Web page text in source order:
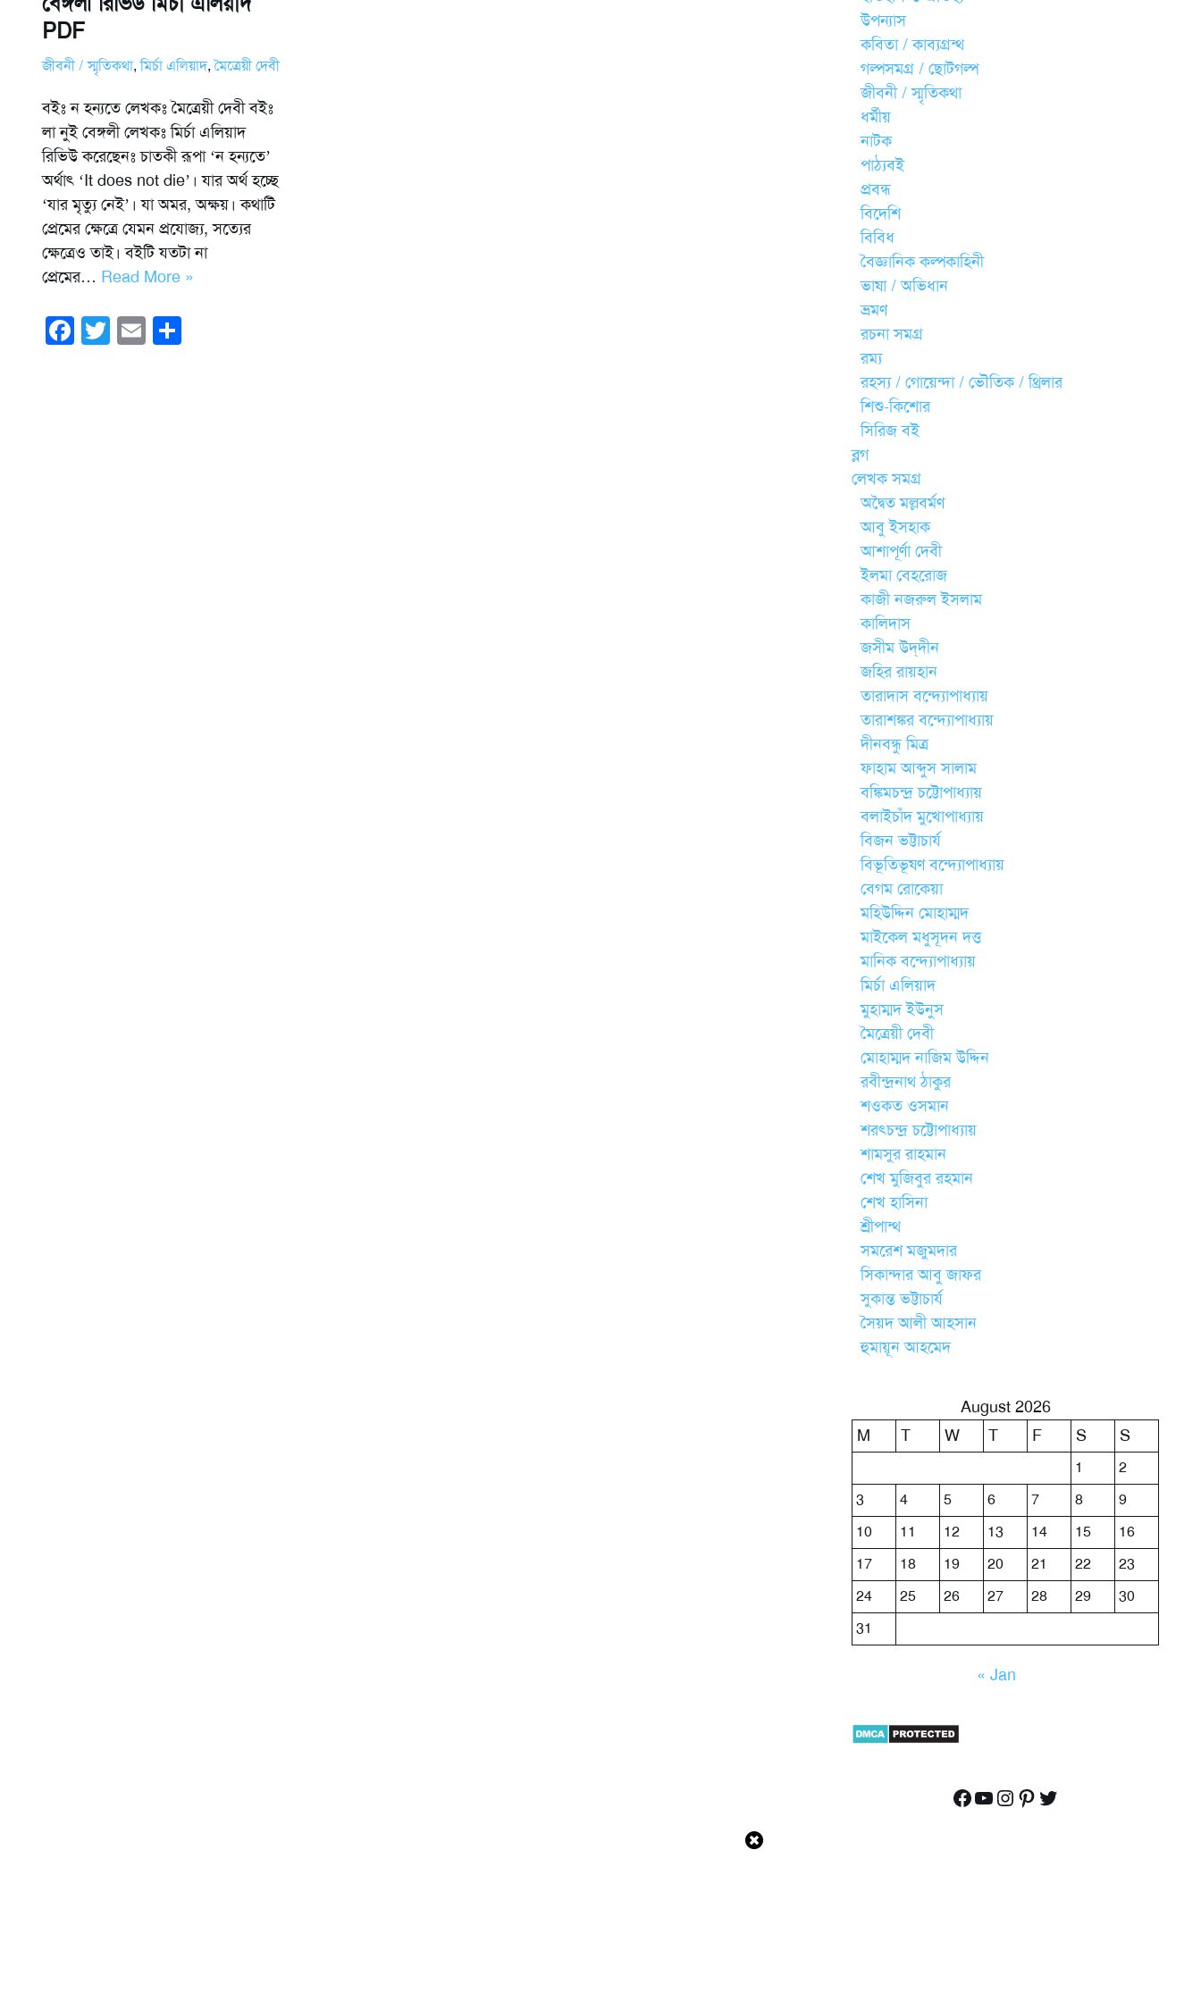
PDF
জীবনী / স্মৃতিকথা,মির্চা এলিয়াদ,মৈত্রেয়ী দেবী
বইঃ ন হন্যতে লেখকঃ মৈত্রেয়ী দেবী বইঃ
লা নুই বেঙ্গলী লেখকঃ মির্চা এলিয়াদ
রিভিউ করেছেনঃ চাতকী রূপা ‘ন হন্যতে’
অর্থাৎ ‘It does not die’। যার অর্থ হচ্ছে
‘যার মৃত্যু নেই’। যা অমর, অক্ষয়। কথাটি
প্রেমের ক্ষেত্রে যেমন প্রযোজ্য, সত্যের
ক্ষেত্রেও তাই। বইটি যতটা না
প্রেমের… Read More »
F
T
E
উপন্যাস
কবিতা / কাব্যগ্রন্থ
গল্পসমগ্র / ছোটগল্প
জীবনী / স্মৃতিকথা
ধর্মীয়
নাটক
পাঠ্যবই
প্রবন্ধ
বিদেশি
বিবিধ
বৈজ্ঞানিক কল্পকাহিনী
ভাষা / অভিধান
ভ্রমণ
রচনা সমগ্র
রম্য
রহস্য / গোয়েন্দা / ভৌতিক / থ্রিলার
শিশু-কিশোর
সিরিজ বই
ব্লগ
লেখক সমগ্র
অদ্বৈত মল্লবর্মণ
আবু ইসহাক
আশাপূর্ণা দেবী
ইলমা বেহরোজ
কাজী নজরুল ইসলাম
কালিদাস
জসীম উদ্‌দীন
জহির রায়হান
তারাদাস বন্দ্যোপাধ্যায়
তারাশঙ্কর বন্দ্যোপাধ্যায়
দীনবন্ধু মিত্র
ফাহাম আব্দুস সালাম
বঙ্কিমচন্দ্র চট্টোপাধ্যায়
বলাইচাঁদ মুখোপাধ্যায়
বিজন ভট্টাচার্য
বিভূতিভূষণ বন্দ্যোপাধ্যায়
বেগম রোকেয়া
মহিউদ্দিন মোহাম্মদ
মাইকেল মধুসূদন দত্ত
মানিক বন্দ্যোপাধ্যায়
মির্চা এলিয়াদ
মুহাম্মদ ইউনুস
মৈত্রেয়ী দেবী
মোহাম্মদ নাজিম উদ্দিন
রবীন্দ্রনাথ ঠাকুর
শওকত ওসমান
শরৎচন্দ্র চট্টোপাধ্যায়
শামসুর রাহমান
শেখ মুজিবুর রহমান
শেখ হাসিনা
শ্রীপান্থ
সমরেশ মজুমদার
সিকান্দার আবু জাফর
সুকান্ত ভট্টাচার্য
সৈয়দ আলী আহসান
হুমায়ূন আহমেদ
August 2026
M
T W T F S S
1
2
3
4 5 6 7 8
9
10
11 12 13 14 15
16
17
18 19 20 21 22
23
24
25 26 27 28 29
30
31
« Jan